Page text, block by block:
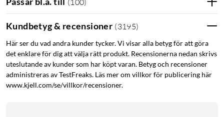
Kundbetyg & recensioner (3195)
Här ser du vad andra kunder tycker. Vi visar alla betyg för att göra
det enklare för dig att välja rätt produkt. Recensionerna nedan skrivs
uteslutande av kunder som har köpt varan. Betyg och recensioner
administreras av TestFreaks. Läs mer om villkor för publicering här
www.kjell.com/se/villkor/recensioner.